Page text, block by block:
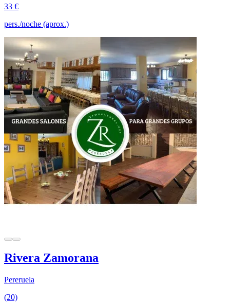
33 €
pers./noche (aprox.)
Rivera Zamorana
Pereruela
(20)